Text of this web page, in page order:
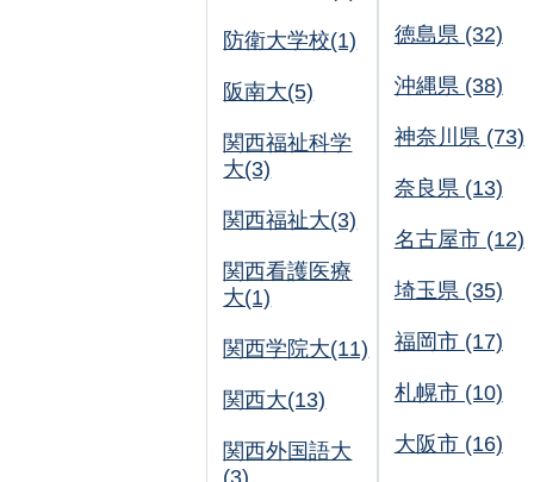
防衛大学校(1)
阪南大(5)
関西福祉科学
大(3)
関西福祉大(3)
関西看護医療
大(1)
関西学院大(11)
関西大(13)
関西外国語大
(3)
徳島県 (32)
沖縄県 (38)
神奈川県 (73)
奈良県 (13)
名古屋市 (12)
埼玉県 (35)
福岡市 (17)
札幌市 (10)
大阪市 (16)